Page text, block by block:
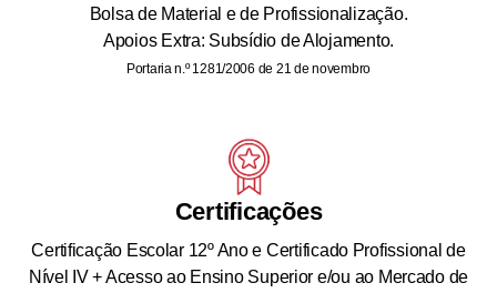
Bolsa de Material e de Profissionalização.
Apoios Extra: Subsídio de Alojamento.
Portaria n.º 1281/2006 de 21 de novembro
Certificações
Certificação Escolar 12º Ano e Certificado Profissional de
Nível IV + Acesso ao Ensino Superior e/ou ao Mercado de